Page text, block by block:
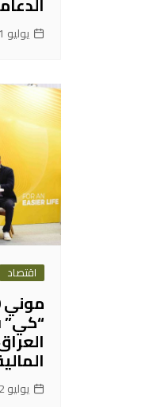
يوليو 31, 2026
اقتصاد
“كي”
يوليو 22, 2026